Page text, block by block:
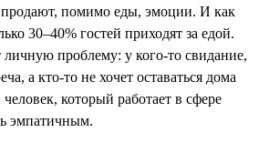
продают, помимо еды, эмоции. И как
30–40% гостей приходят за едой.
проблему: у кого-то свидание,
а кто-то не хочет оставаться дома
который работает в сфере
эмпатичным.